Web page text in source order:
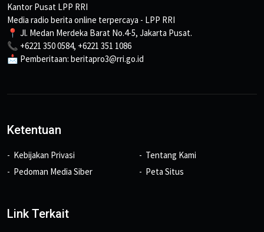
Kantor Pusat LPP RRI
Media radio berita online terpercaya - LPP RRI
📍 Jl. Medan Merdeka Barat No.4-5, Jakarta Pusat.
📞 +6221 350 0584, +6221 351 1086
📩 Pemberitaan: beritapro3@rri.go.id
Ketentuan
Kebijakan Privasi
Pedoman Media Siber
Tentang Kami
Peta Situs
Link Terkait